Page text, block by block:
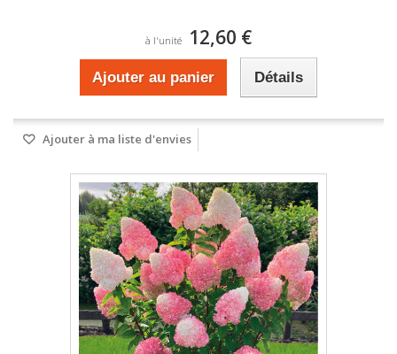
à l'unité 12,60 €
Ajouter au panier Détails
Ajouter à ma liste d'envies